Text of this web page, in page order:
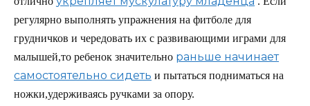
регулярно выполнять упражнения на фитболе для
грудничков и чередовать их с развивающими играми для
малышей,то ребенок значительно раньше начинает
самостоятельно сидеть и пытаться подниматься на
ножки,удерживаясь ручками за опору.